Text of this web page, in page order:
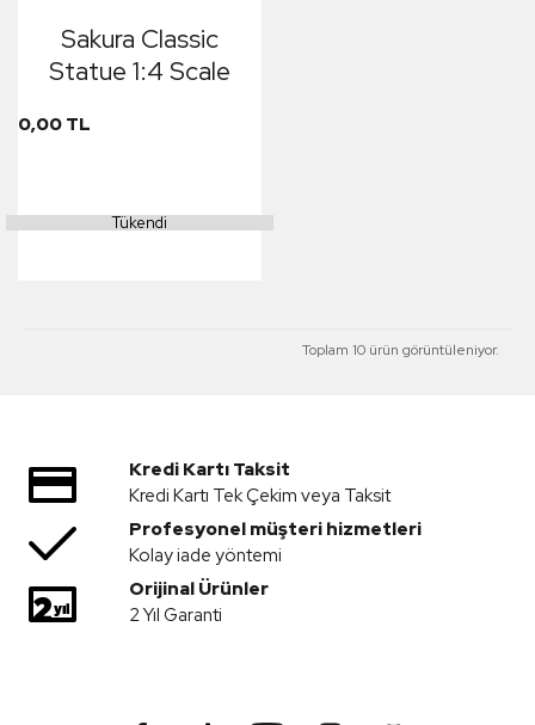
Sakura Classic
Statue 1:4 Scale
0,00 TL
Tükendi
Toplam 10 ürün görüntüleniyor.
Kredi Kartı Taksit
Kredi Kartı Tek Çekim veya Taksit
Profesyonel müşteri hizmetleri
Kolay iade yöntemi
Orijinal Ürünler
2 Yıl Garanti